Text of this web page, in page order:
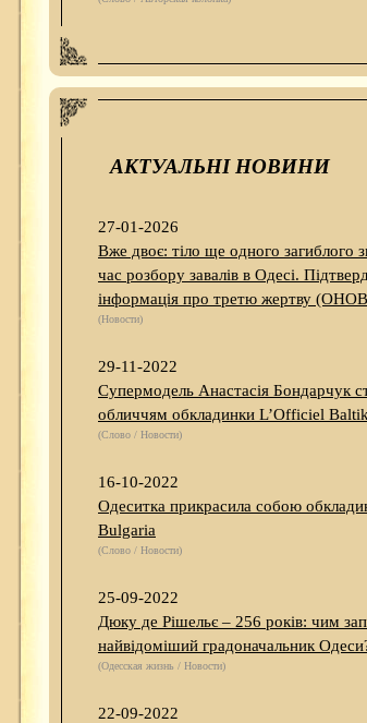
АКТУАЛЬНІ НОВИНИ
27-01-2026
Вже двоє: тіло ще одного загиблого
час розбору завалів в Одесі.
інформація про третю жертву
(Новости)
29-11-2022
Супермодель Анастасія Бондарчук
обличчям обкладинки L’Officiel Baltik
(Слово / Новости)
16-10-2022
Одеситка прикрасила собою
Bulgaria
(Слово / Новости)
25-09-2022
Дюку де Рішельє – 256 років: чим
найвідоміший градоначальник
(Одесская жизнь / Новости)
22-09-2022